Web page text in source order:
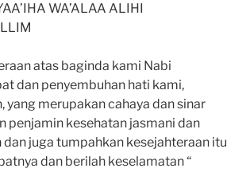
WA’ALAA ALIHI
atas baginda kami Nabi
dan penyembuhan hati kami,
yang merupakan cahaya dan sinar
penjamin kesehatan jasmani dan
juga tumpahkan kesejahteraan itu
dan berilah keselamatan “